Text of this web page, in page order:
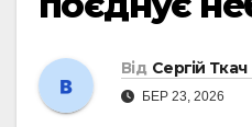
Від Сергій Ткач
БЕР 23, 2026